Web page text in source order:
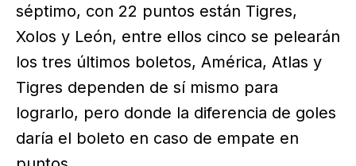
séptimo, con 22 puntos están Tigres,
Xolos y León, entre ellos cinco se pelearán
los tres últimos boletos, América, Atlas y
Tigres dependen de sí mismo para
lograrlo, pero donde la diferencia de goles
daría el boleto en caso de empate en